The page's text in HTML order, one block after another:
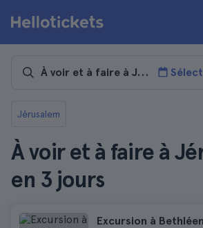
Jérusalem
À voir et à faire à
en 3 jours
Excursion à